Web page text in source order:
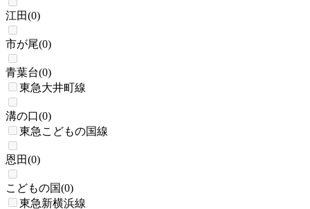
江田(0)
市が尾(0)
青葉台(0)
東急大井町線
溝の口(0)
東急こどもの国線
恩田(0)
こどもの国(0)
東急新横浜線